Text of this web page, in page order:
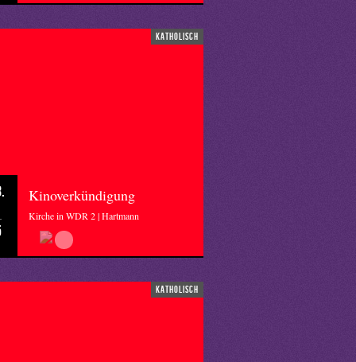
katholisch
Kinoverkündigung
Kirche in WDR 2 | Hartmann
katholisch